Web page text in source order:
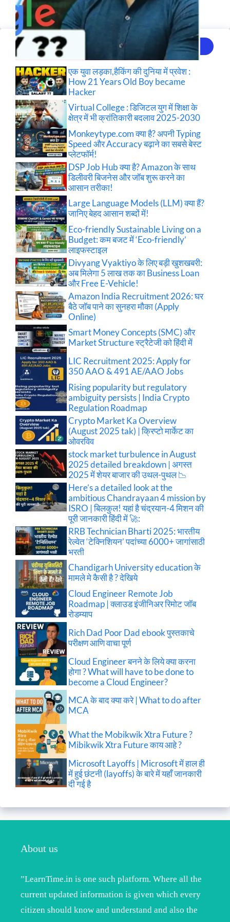
Recent Posts
एक युवा लड़का,हैकिंग की दुनिया में प्रवेश :
How 21 Years Old Boy became
Hacker
Virtual College : डिजिटल युग में शिक्षा के
क्षेत्र में भी क्रांतिकारी बदलाव 2025-2030
Monkeytype.com क्या है? अपनी Typing
Speed और Accuracy बढ़ाने का सबसे बेस्ट
प्लेटफॉर्म!
DSP Job Hub क्या है? Amazon के साथ
डिलीवरी बिजनेस और जॉब शुरू करने का
आसान तरीका!
Large Language Models (LLM) क्या हैं?
जानिए बेहद आसान शब्दों में!
Eco-friendly Sustainable Living on a
Budget: कम बजट में ‘Eco-friendly’
लाइफस्टाइल
Divyang Vyaktiyo के लिए बड़ी खुशखबरी:
अब मिलेगा 5 लाख तक का Business Loan
और Free E-Vehicle!
Amazon India Recruitment 2026: घर
बैठे जॉब पाने का सुनहरा मौका (Apply
Online)
Smart Money Concepts (SMC) और
Market Structure स्ट्रैटेजी को हिंदी में
LIC Recruitment 2025: Apply for
350 AAO & 491 AE/AAO Jobs
Rising popularity but regulatory
ambiguity persists | India Crypto
Regulation Roadmap
Crypto Market Ka Overview
(August 2025 tak) | क्रिप्टो मार्केट का
ओवरविव
stock market turbulence in August
2025 detailed breakdown | अगस्त
2025 में शेयर बाजार की उथल-पुथल 📉
Here’s a detailed look at the
ambitious Chandrayaan 4 mission by
ISRO | बिलकुल! यहां है चंद्रयान-4 मिशन की
पूरी जानकारी हिंदी में 🚀:
RRB Technician Bharti 2025: भारतीय
रेल्वेत ‘टेक्निशियन’ पदांच्या 6000+ जागांसाठी
भरती
Chandigarh University education के
मामले मे कैसी है ? देखिये
Cloud Engineer Remote Job
Roadmap | क्लाउड इंजीनिअर रिमोट जॉब
रोडम्याप
Rich Dad Poor Dad ebook पुस्तकाचे
परीक्षण आणि वाचा पूर्ण
Cloud Engineer बनने के लिये क्या करना
होगा ? What will have to be done to
become a Cloud Engineer?
MCA के बाद क्या करे | What to do after
MCA
What the Mobikwik Xtra Future ?
Mibikwik Xtra Future काय आहे ?
Microsoft Layoffs | Microsoft में हाल ही
में हुई छंटनी (layoffs) के बारे में यहाँ जानकारी
दी गई है
About us
”LearnTime.in is one such platform. Where all the
current updated information is given which every
citizen should know and understand and also the